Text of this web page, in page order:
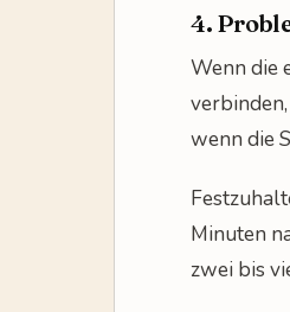
4.
Wenn die
wenn die
Minuten
zwei bis